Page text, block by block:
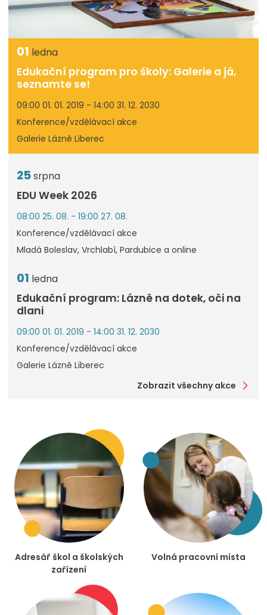
01 ledna
Edukační program pro školy: Galerie a já,
seznamte se!
09:00 01. 01. 2019 - 14:00 31. 12. 2030
Konference/vzdělávací akce
Galerie Lázně Liberec
25srpna
EDU Week 2026
08:00 25. 08. - 19:00 27. 08.
Konference/vzdělávací akce
Mladá Boleslav, Vrchlabí, Pardubice a online
01 ledna
Edukační program: Lázně na dotek, oči na
dlani
09:00 01. 01. 2019 - 14:00 31. 12. 2030
Konference/vzdělávací akce
Galerie Lázně Liberec
Zobrazit všechny akce
Adresář škol a školských
zařízení
Volná pracovní místa